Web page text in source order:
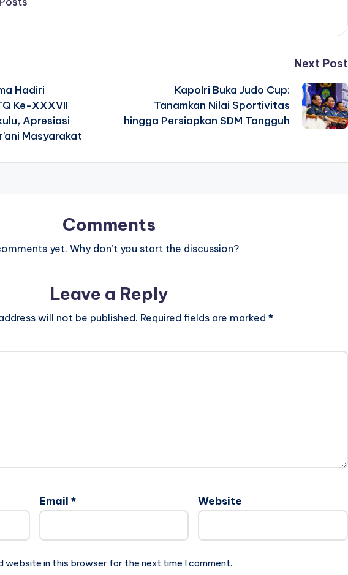
Hadiri
Ke-XXXVII
Apresiasi
Masyarakat
Next Post
Kapolri Buka Judo Cup:
Tanamkan Nilai Sportivitas
hingga Persiapkan SDM Tangguh
Comments
yet. Why don’t you start the discussion?
Leave a Reply
will not be published. Required fields are marked *
Email * Website
website in this browser for the next time I comment.